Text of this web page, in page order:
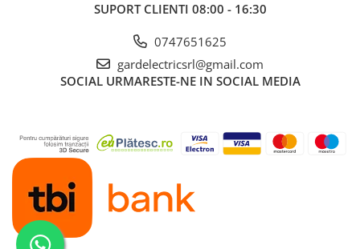
Tot ce ai nevoie pentru FERMA TA
SUPORT CLIENTI 08:00 - 16:30
0747651625
gardelectricsrl@gmail.com
SOCIAL URMARESTE-NE IN SOCIAL MEDIA